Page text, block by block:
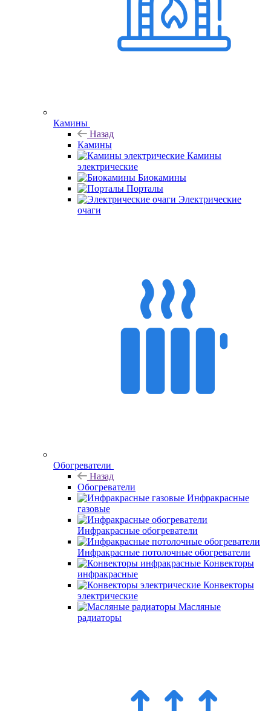
Камины
Назад
Камины
Камины
электрические
Биокамины
Порталы
Электрические
очаги
Обогреватели
Назад
Обогреватели
Инфракрасные
газовые
Инфракрасные обогреватели
Инфракрасные потолочные обогреватели
Конвекторы
инфракрасные
Конвекторы
электрические
Масляные
радиаторы